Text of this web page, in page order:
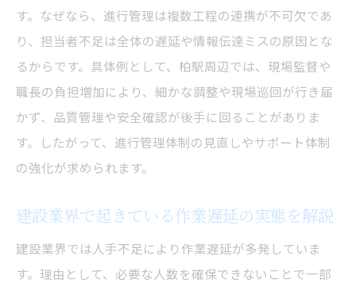
す。なぜなら、進行管理は複数工程の連携が不可欠であ
り、担当者不足は全体の遅延や情報伝達ミスの原因とな
るからです。具体例として、柏駅周辺では、現場監督や
職長の負担増加により、細かな調整や現場巡回が行き届
かず、品質管理や安全確認が後手に回ることがありま
す。したがって、進行管理体制の見直しやサポート体制
の強化が求められます。
建設業界で起きている作業遅延の実態を解説
建設業界では人手不足により作業遅延が多発していま
す。理由として、必要な人数を確保できないことで一部